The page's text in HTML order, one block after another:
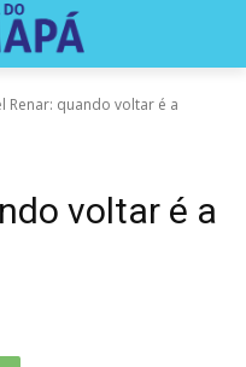
Renar: quando voltar é a
voltar é a